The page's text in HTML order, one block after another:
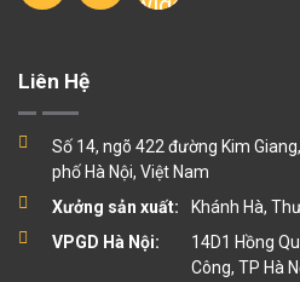
Liên Hệ
Số 14, ngõ 422 đường Kim
phố Hà Nội, Việt Nam
Xưởng sản xuất:
Khánh Hà,
VPGD Hà Nội:
14D1 Hồng
Công, TP Hà